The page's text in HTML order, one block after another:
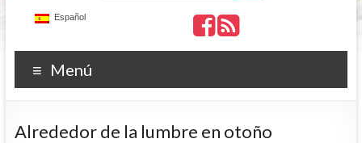
Español
Menú
Alrededor de la lumbre en otoño